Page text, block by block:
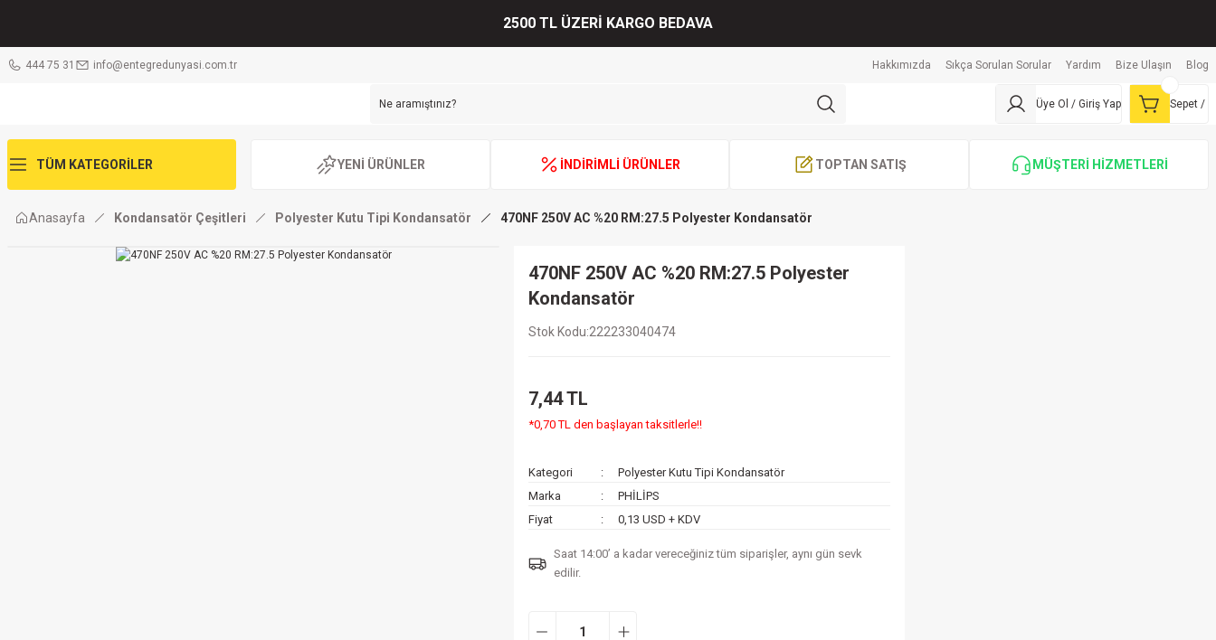
2500 TL ÜZERİ KARGO BEDAVA
444 75 31 info@entegredunyasi.com.tr Hakkımızda Sıkça Sorulan Sorular Yardım Bize Ulaşın Blog
Üye Ol / Giriş Yap Sepet /
TÜM KATEGORİLER YENİ ÜRÜNLER İNDİRİMLİ ÜRÜNLER TOPTAN SATIŞ MÜŞTERİ HİZMETLERİ
Anasayfa Kondansatör Çeşitleri Polyester Kutu Tipi Kondansatör 470NF 250V AC %20 RM:27.5 Polyester Kondansatör
470NF 250V AC %20 RM:27.5 Polyester
Kondansatör
Stok Kodu 222233040474
7,44 TL
*0,70 TL den başlayan taksitlerle!!
Kategori
Polyester Kutu Tipi Kondansatör
Marka
PHİLİPS
Fiyat
0,13 USD + KDV
Saat 14:00’ a kadar vereceğiniz tüm siparişler, aynı gün sevk
edilir.